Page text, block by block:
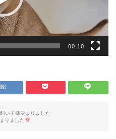
00:10
飼い主様決まりました
りました